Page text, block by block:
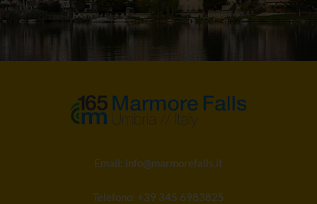
Email: info@marmorefalls.it
Telefono: +39 345 6983825